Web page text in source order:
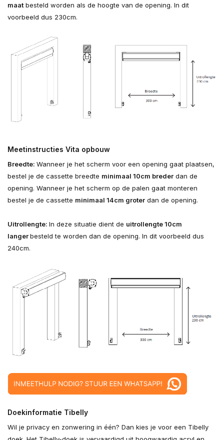
maat besteld worden als de hoogte van de opening. In dit
voorbeeld dus 230cm.
Meetinstructies Vita opbouw
Breedte: Wanneer je het scherm voor een opening gaat plaatsen,
bestel je de cassette breedte minimaal 10cm breder dan de
opening. Wanneer je het scherm op de palen gaat monteren
bestel je de cassette minimaal 14cm groter dan de opening.
Uitrollengte: In deze situatie dient de uitrollengte 10cm
langerbesteld te worden dan de opening. In dit voorbeeld dus
240cm.
Doekinformatie Tibelly
Wil je privacy en zonwering in één? Dan kies je voor een Tibelly